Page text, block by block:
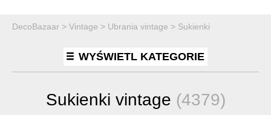
DecoBazaar > Vintage > Ubrania vintage > Sukienki
WYŚWIETL KATEGORIE
Sukienki vintage (4379)